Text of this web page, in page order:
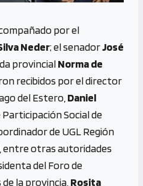
por el
Neder; el senadorJosé
provincialNorma de
recibidos por el director
del Estero, Daniel
Social de
de UGL Región
, entre otras autoridades
del Foro de
la provincia, Rosita